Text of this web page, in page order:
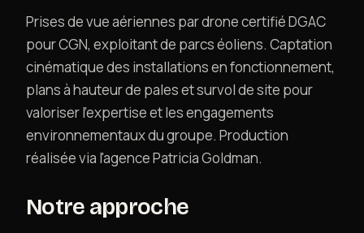
Prises de vue aériennes par drone certifié DGAC
pour CGN, exploitant de parcs éoliens. Captation
cinématique des installations en fonctionnement,
plans à hauteur de pales et survol de site pour
valoriser l'expertise et les engagements
environnementaux du groupe. Production
réalisée via l'agence Patricia Goldman.
Notre approche